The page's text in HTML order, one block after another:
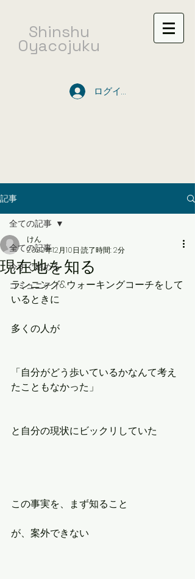
​Shinshu
Oyacojuku
ログイン
記事
全ての記事
今すぐ始める
コミュニティ
全ての記事
現在地を知る
けん
2020年12月10日 読了時間: 2分
ランニング&ウォーキングコーチをして
いるときに
多くの人が
「自分がどう歩いているかなんて考え
たこともなかった」
と自分の現状にビックリしていた
この事実を、まず知ること
が、案外できない